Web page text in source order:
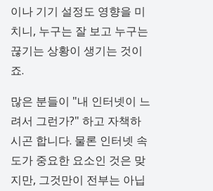
이나 기기 설정도 영향을 미
치니, 누구는 잘 보고 누구는
끊기는 상황이 생기는 것이
죠.
많은 분들이 "내 인터넷이 느
려서 그런가?" 하고 자책하
시곤 합니다. 물론 인터넷 속
도가 중요한 요소인 것은 맞
지만, 그것만이 전부는 아닙